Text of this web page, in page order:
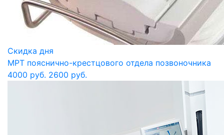
Скидка дня
МРТ пояснично-крестцового отдела позвоночника
4000 руб. 2600 руб.